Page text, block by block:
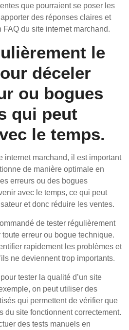
que pourraient se poser les
des réponses claires et
du site internet marchand.
le
déceler
ou bogues
qui peut
le temps.
internet marchand, il est important
de manière optimale en
erreurs ou des bogues
avec le temps, ce qui peut
et donc réduire les ventes.
de tester régulièrement
erreur ou bogue technique.
rapidement les problèmes et
ne deviennent trop importants.
tester la qualité d’un site
on peut utiliser des
qui permettent de vérifier que
du site fonctionnent correctement.
des tests manuels en